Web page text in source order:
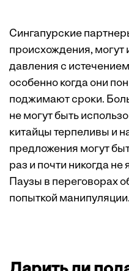
Сингапурские
происхождения, могут
давления с
особенно когда они
поджимают сроки.
не могут быть
китайцы терпеливы и
предложения могут
раз и почти никогда
Паузы в переговорах
попыткой манипуляции.